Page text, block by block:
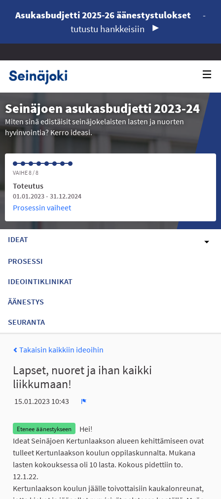
Asukasbudjetti 2025-26 äänestystulokset
-
tutustu hankkeisiin
Seinäjoen asukasbudjetti 2023-24
Miten sinä edistäisit seinäjokelaisten lasten ja nuorten
hyvinvointia? Kerro ideasi.
VAIHE 8 / 8
Toteutus
01.01.2023 - 31.12.2024
Prosessin vaiheet
IDEAT
PROSESSI
IDEOINTIKLINIKAT
ÄÄNESTYS
SEURANTA
Takaisin kaikkiin ideoihin
Lapset, nuoret ja ihan kaikki
liikkumaan!
15.01.2023 10:43
Etenee äänestykseen
Hei!
Ideat Seinäjoen Kertunlaakson alueen kehittämiseen ovat
tulleet Kertunlaakson koulun oppilaskunnalta. Mukana
lasten kokouksessa oli 10 lasta. Kokous pidettiin to.
12.1.22.
Kertunlaakson koulun jäälle toivottaisiin kaukalonreunat,